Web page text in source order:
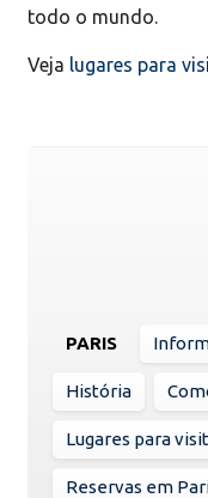
todo o mundo.
Veja lugares para
PARIS
História
Lugares para
Reservas em